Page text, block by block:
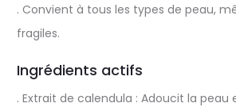
. Convient à tous les types de peau,
fragiles.
Ingrédients actifs
. Extrait de calendula : Adoucit la peau